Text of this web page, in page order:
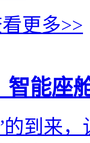
更多>>
智能座
的到来